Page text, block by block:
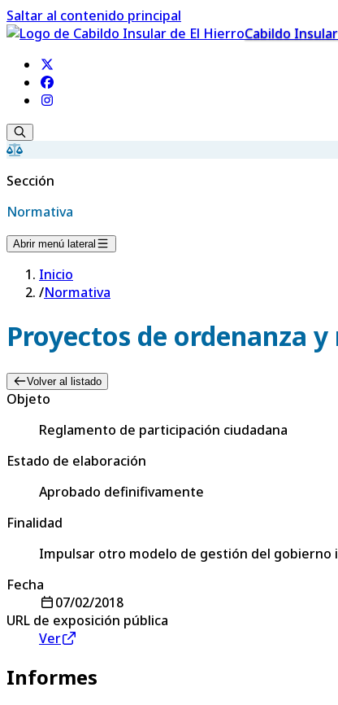
Saltar al contenido principal
Cabildo
Sección
Normativa
Abrir menú lateral
Inicio
/Normativa
Proyectos de ordenanza
Volver al listado
Objeto
Reglamento de participación ciudadana
Estado de elaboración
Aprobado definifivamente
Finalidad
Impulsar otro modelo de gestión del gobierno
Fecha
07/02/2018
URL de exposición pública
Ver
Informes